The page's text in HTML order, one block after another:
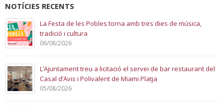
NOTÍCIES RECENTS
La Festa de les Pobles torna amb tres dies de música,
tradició i cultura
06/08/2026
L’Ajuntament treu a licitació el servei de bar restaurant del
Casal d’Avis i Polivalent de Miami Platja
05/08/2026